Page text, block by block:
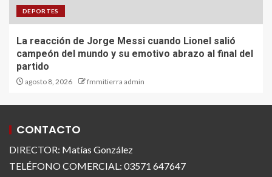
DEPORTES
La reacción de Jorge Messi cuando Lionel salió
campeón del mundo y su emotivo abrazo al final del
partido
agosto 8, 2026 fmmitierra admin
CONTACTO
DIRECTOR: Matías González
TELÉFONO COMERCIAL: 03571 647647